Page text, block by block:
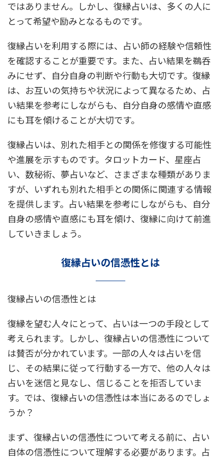
ではありません。しかし、復縁占いは、多くの人に
とって希望や励みとなるものです。
復縁占いを利用する際には、占い師の経験や信頼性
を確認することが重要です。また、占い結果を鵜呑
みにせず、自分自身の判断や行動も大切です。復縁
は、お互いの気持ちや状況によって異なるため、占
い結果を参考にしながらも、自分自身の感情や直感
にも耳を傾けることが大切です。
復縁占いは、別れた相手との関係を修復する可能性
や進展を示すものです。タロットカード、星座占
い、数秘術、夢占いなど、さまざまな種類がありま
すが、いずれも別れた相手との関係に関連する情報
を提供します。占い結果を参考にしながらも、自分
自身の感情や直感にも耳を傾け、復縁に向けて前進
していきましょう。
復縁占いの信憑性とは
復縁占いの信憑性とは
復縁を望む人々にとって、占いは一つの手段として
考えられます。しかし、復縁占いの信憑性について
は賛否が分かれています。一部の人々は占いを信
じ、その結果に従って行動する一方で、他の人々は
占いを迷信と見なし、信じることを拒否していま
す。では、復縁占いの信憑性は本当にあるのでしょ
うか？
まず、復縁占いの信憑性について考える前に、占い
自体の信憑性について理解する必要があります。占